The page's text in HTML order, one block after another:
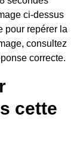
ci-dessus
pour repérer la
consultez
correcte.
cette